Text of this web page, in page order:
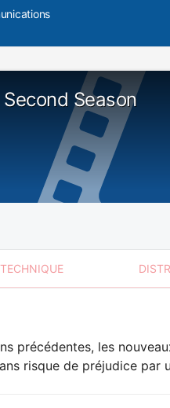
Season
précédentes, les
risque de préjudice par